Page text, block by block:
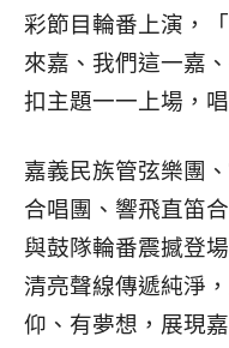
彩節目輪番上演，
來嘉、我們這一嘉
扣主題一一上場，
嘉義民族管弦樂團
合唱團、響飛直笛
與鼓隊輪番震撼登
清亮聲線傳遞純淨
仰、有夢想，展現